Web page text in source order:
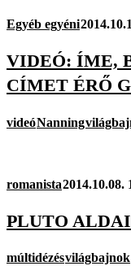
Egyéb egyéni
VIDEÓ: ÍME,
CÍMET ÉRŐ
videóNanning
romanista2014.10.08.
PLUTO
múltidézésvilágbajnok